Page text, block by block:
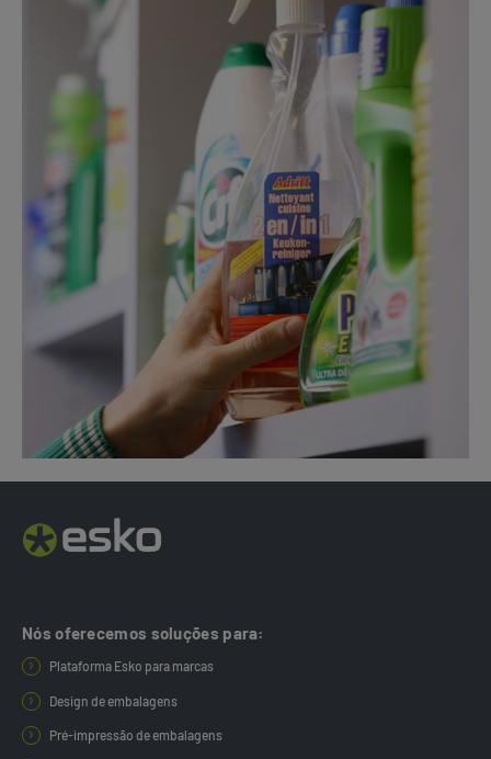
Nós oferecemos soluções para:
Plataforma Esko para marcas
Design de embalagens
Pré-impressão de embalagens